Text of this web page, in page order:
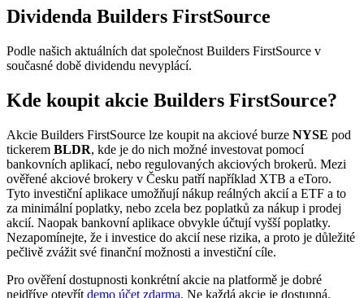
Dividenda Builders FirstSource
Podle našich aktuálních dat společnost Builders FirstSource v
současné době dividendu nevyplácí.
Kde koupit akcie Builders FirstSource?
Akcie Builders FirstSource lze koupit na akciové burze NYSE pod
tickerem BLDR, kde je do nich možné investovat pomocí
bankovních aplikací, nebo regulovaných akciových brokerů. Mezi
ověřené akciové brokery v Česku patří například XTB a eToro.
Tyto investiční aplikace umožňují nákup reálných akcií a ETF a to
za minimální poplatky, nebo zcela bez poplatků za nákup i prodej
akcií. Naopak bankovní aplikace obvykle účtují vyšší poplatky.
Nezapomínejte, že i investice do akcií nese rizika, a proto je důležité
pečlivě zvážit své finanční možnosti a investiční cíle.
Pro ověření dostupnosti konkrétní akcie na platformě je dobré
nejdříve otevřít demo účet zdarma. Ne každá akcie je dostupná.